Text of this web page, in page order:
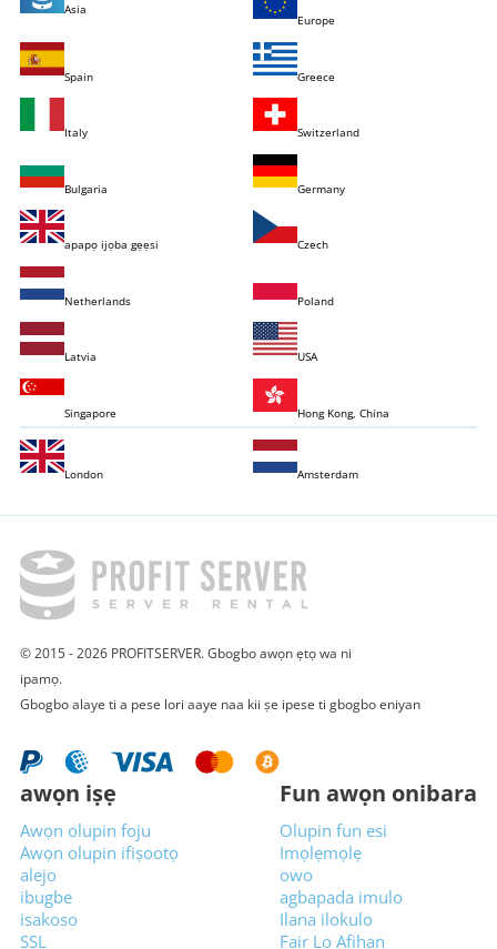
Asia
Europe
Spain Greece
Italy Switzerland
Bulgaria Germany
apapọ ijọba gẹẹsi Czech
Netherlands Poland
Latvia USA
Singapore Hong Kong, China
London Amsterdam
© 2015 - 2026 PROFITSERVER. Gbogbo awọn ẹtọ wa ni
ipamọ.
Gbogbo alaye ti a pese lori aaye naa kii ṣe ipese ti gbogbo eniyan
awọn iṣẹ
Awọn olupin foju
Awọn olupin ifiṣootọ
alejo
ibugbe
isakoso
SSL
Fun awọn onibara
Olupin fun esi
Imọlẹmọlẹ
owo
agbapada imulo
Ilana ilokulo
Fair Lo Afihan